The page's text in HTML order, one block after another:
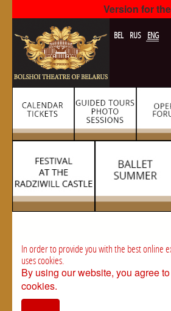
Version for
BEL RUS ENG
In order to provide you with the best online
uses cookies.
By using our website, you agree
cookies.